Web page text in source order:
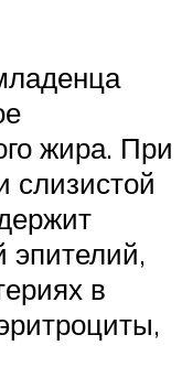
жира. При
слизистой
эпителий,
в